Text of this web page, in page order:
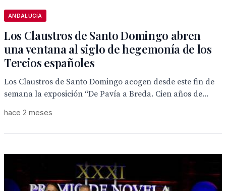
ANDALUCÍA
Los Claustros de Santo Domingo abren
una ventana al siglo de hegemonía de los
Tercios españoles
Los Claustros de Santo Domingo acogen desde este fin de
semana la exposición “De Pavía a Breda. Cien años de...
hace 2 meses